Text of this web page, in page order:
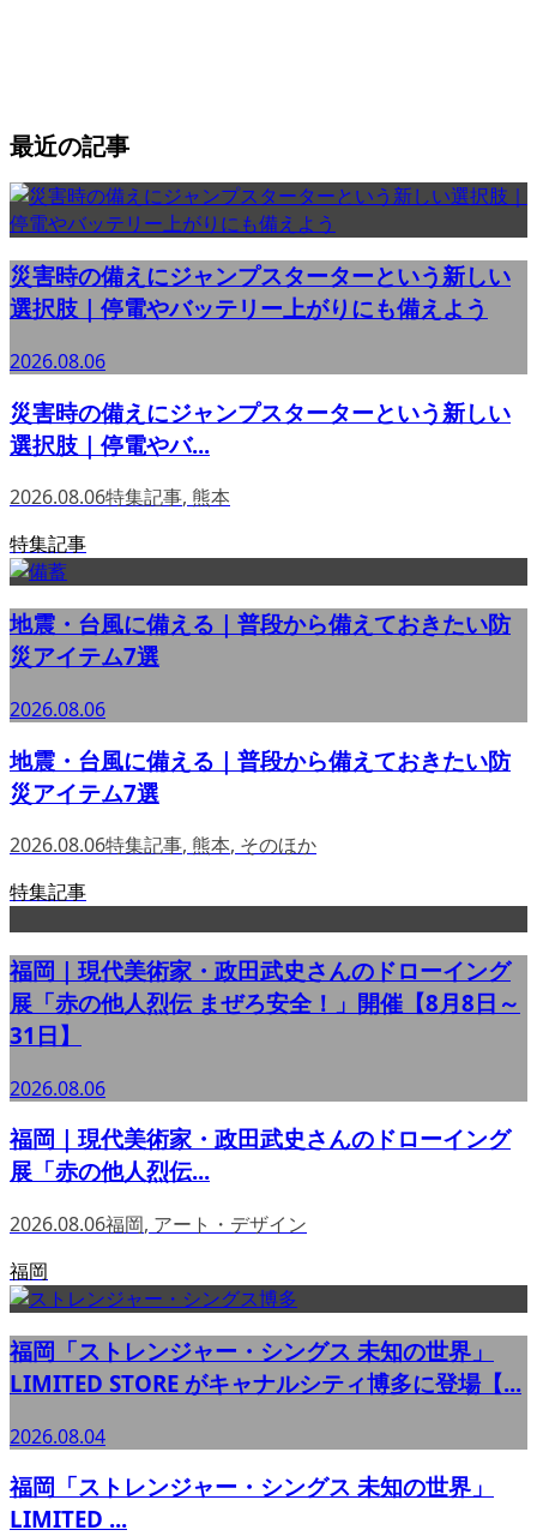
最近の記事
災害時の備えにジャンプスターターという新しい
選択肢｜停電やバッテリー上がりにも備えよう
2026.08.06
災害時の備えにジャンプスターターという新しい
選択肢｜停電やバ...
2026.08.06特集記事, 熊本
特集記事
地震・台風に備える｜普段から備えておきたい防
災アイテム7選
2026.08.06
地震・台風に備える｜普段から備えておきたい防
災アイテム7選
2026.08.06特集記事, 熊本, そのほか
特集記事
福岡｜現代美術家・政田武史さんのドローイング
展「赤の他人烈伝 まぜろ安全！」開催【8月8日～
31日】
2026.08.06
福岡｜現代美術家・政田武史さんのドローイング
展「赤の他人烈伝...
2026.08.06福岡, アート・デザイン
福岡
福岡「ストレンジャー・シングス 未知の世界」
LIMITED STORE がキャナルシティ博多に登場【...
2026.08.04
福岡「ストレンジャー・シングス 未知の世界」
LIMITED ...